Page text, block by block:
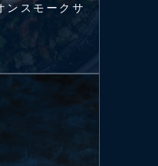
ンスモークサ